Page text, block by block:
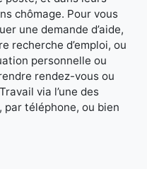
chômage. Pour vous
une demande d’aide,
recherche d’emploi, ou
personnelle ou
rendez-vous ou
via l’une des
téléphone, ou bien